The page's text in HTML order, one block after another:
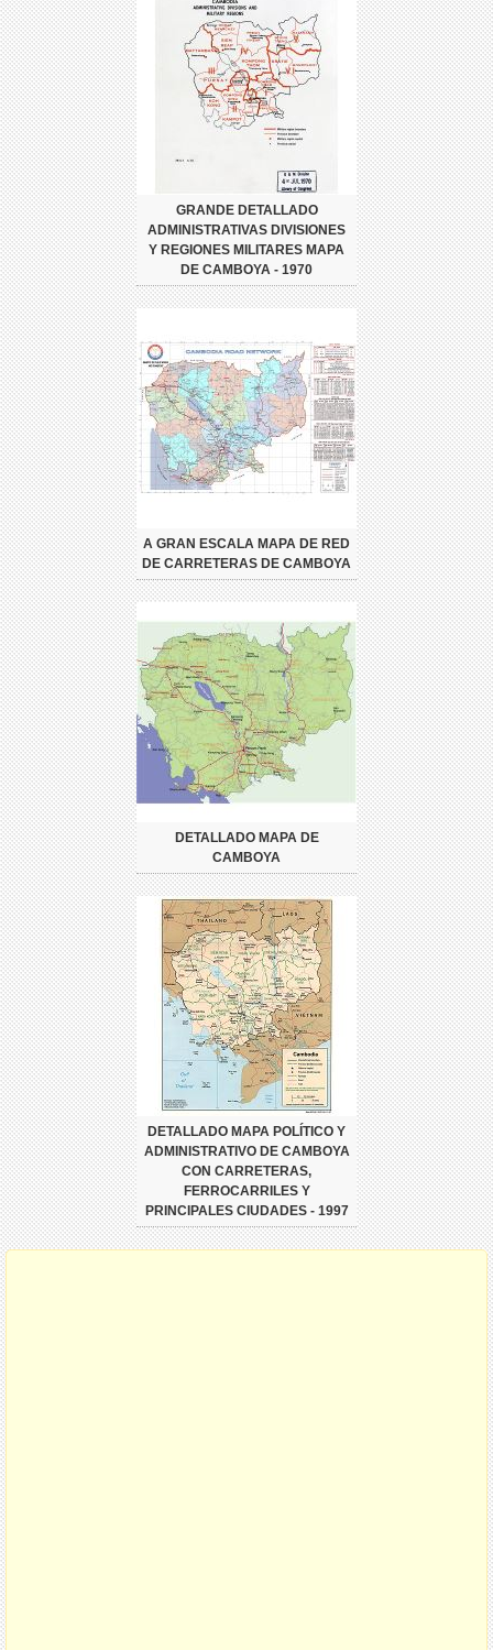
GRANDE DETALLADO
ADMINISTRATIVAS DIVISIONES
Y REGIONES MILITARES MAPA
DE CAMBOYA - 1970
A GRAN ESCALA MAPA DE RED
DE CARRETERAS DE CAMBOYA
DETALLADO MAPA DE
CAMBOYA
DETALLADO MAPA POLÍTICO Y
ADMINISTRATIVO DE CAMBOYA
CON CARRETERAS,
FERROCARRILES Y
PRINCIPALES CIUDADES - 1997